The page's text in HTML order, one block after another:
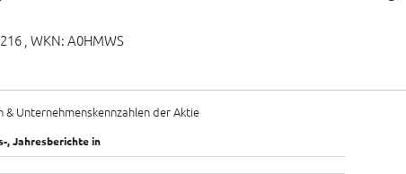
, WKN: A0HMWS
& Unternehmenskennzahlen der Aktie
, Jahresberichte in